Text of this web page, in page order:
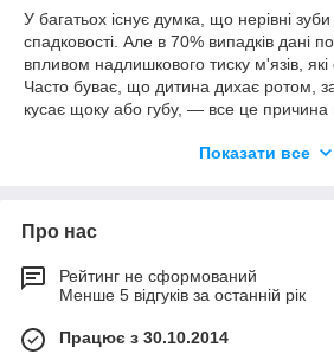
У багатьох існує думка, що нерівні
спадковості. Але в 70% випадків дані
впливом надлишкового тиску м'язів,
Часто буває, що дитина дихає ротом,
кусає щоку або губу, ― все це причина
Найбільш частим варіантом лікування
ряд незручностей, як
ребёнка, из-за таких причин, не
том, что постоянные зубы вырастают,
словами, если исправить прикус до 10-
Показати все
Про нас
Рейтинг не сформований
Менше 5 відгуків за останній рік
Працює з 30.10.2014